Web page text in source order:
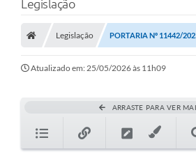
Legislação
Legislação PORTARIA Nº 11442/
Atualizado em: 25/05/2026 às 11h09
ARRASTE PARA VER